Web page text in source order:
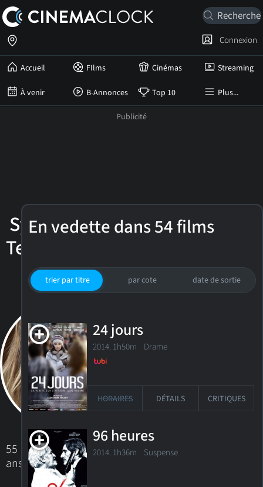
Accueil FIlms Cinémas Streaming
À venir B-Annonces Top 10 Plus...
Connexion
Sylvie
Testud
55
ans
En vedette dans 54 films
trier par titre par cote date de sortie
24 jours
2014. 1h50m Drame
HORAIRES DÉTAILS CRITIQUES
96 heures
2014. 1h36m Suspense